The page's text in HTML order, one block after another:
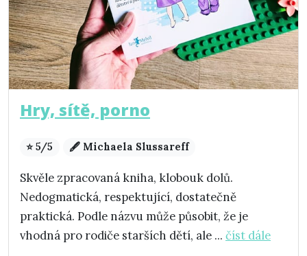
Hry, sítě, porno
⭐ 5/5 🖋️ Michaela Slussareff
Skvěle zpracovaná kniha, klobouk dolů.
Nedogmatická, respektující, dostatečně
praktická. Podle názvu může působit, že je
vhodná pro rodiče starších dětí, ale ... číst dále